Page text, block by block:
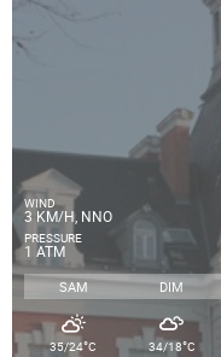
WIND
3 KM/H, NNO
PRESSURE
1 ATM
SAM DIM
35/24°C 34/18°C